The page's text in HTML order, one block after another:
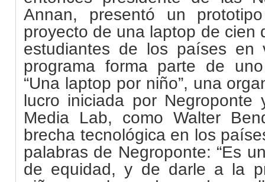
Annan, presentó un
proyecto de una laptop de cien
estudiantes de los países en
programa forma parte de
“Una laptop por niño”, una
lucro iniciada por Negroponte
Media Lab, como Walter
brecha tecnológica en los
palabras de Negroponte: “Es
de equidad, y de darle a la